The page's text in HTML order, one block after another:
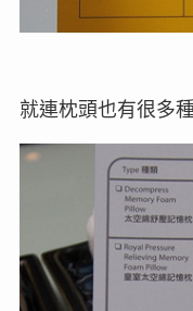
就連枕頭也有很多